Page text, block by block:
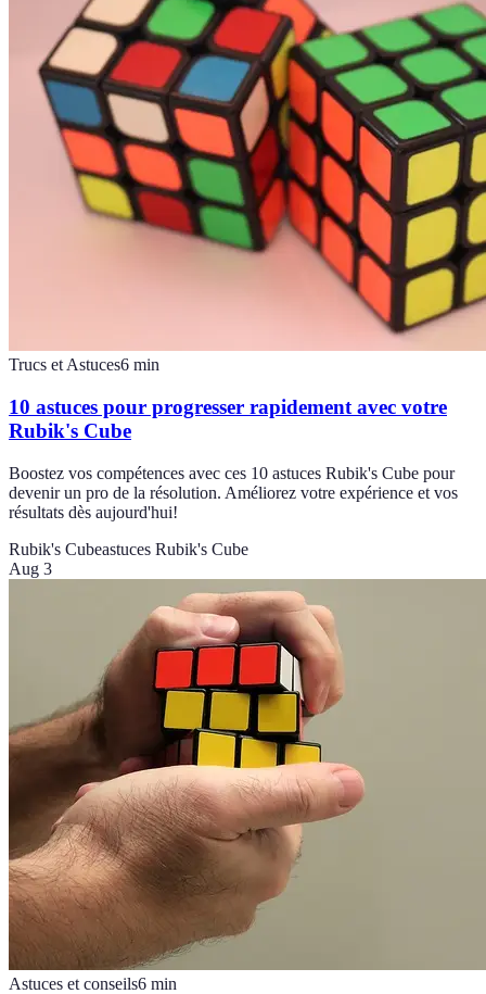
Trucs et Astuces6 min
10 astuces pour progresser rapidement avec votre
Rubik's Cube
Boostez vos compétences avec ces 10 astuces Rubik's Cube pour
devenir un pro de la résolution. Améliorez votre expérience et vos
résultats dès aujourd'hui!
Rubik's Cubeastuces Rubik's Cube
Aug 3
Astuces et conseils6 min